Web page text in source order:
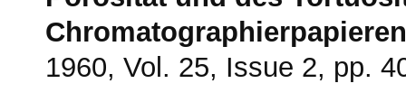
Chromatographierpapieren
1960, Vol. 25, Issue 2, pp.